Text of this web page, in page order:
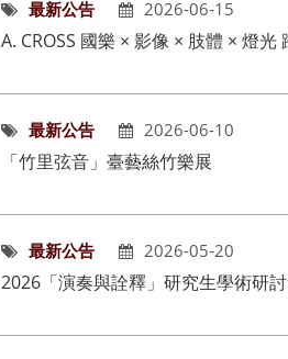
最新公告 2026-06-15
A. CROSS 國樂 × 影像 × 肢體 × 燈光
最新公告 2026-06-10
「竹里弦音」臺藝絲竹樂展
最新公告 2026-05-20
2026「演奏與詮釋」研究生學術研